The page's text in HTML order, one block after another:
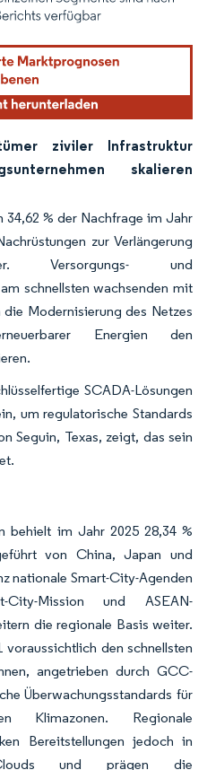
erfordert Namensnennung
ziviler Infrastruktur
skalieren
% der Nachfrage im Jahr
zur Verlängerung
Versorgungs- und
schnellsten wachsenden mit
Modernisierung des Netzes
Energien den
SCADA-Lösungen
um regulatorische Standards
Seguin, Texas, zeigt, das sein
behielt im Jahr 2025 28,34 %
von China, Japan und
nationale Smart-City-Agenden
City-Mission und ASEAN-
die regionale Basis weiter.
den schnellsten
angetrieben durch GCC-
Überwachungsstandards für
Regionale
Bereitstellungen jedoch in
und prägen die